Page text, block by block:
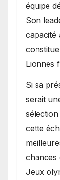
équipe
Son
capacité
Lionnes
Si sa
serait
cette
chances
Jeux